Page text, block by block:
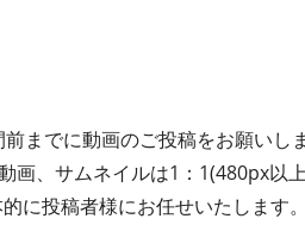
までに動画のご投稿をお願いしま
画、サムネイルは1：1(480px以
に投稿者様にお任せいたします。